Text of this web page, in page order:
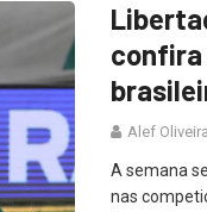
confira
Alef Oliveira
A semana
nas